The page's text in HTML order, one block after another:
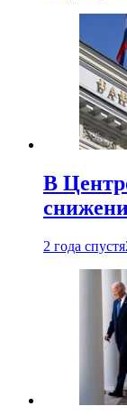
В
2 года спустя